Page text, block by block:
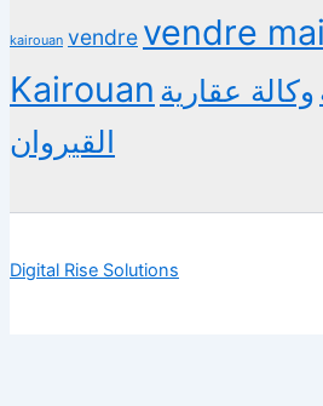
kairouan vendre vendre
Kairouan وكالة عقارية
القيروان
Digital Rise Solutions